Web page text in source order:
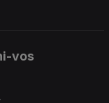
vos